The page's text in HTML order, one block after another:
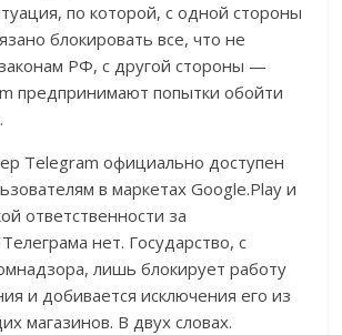
по которой, с одной стороны
блокировать все, что не
РФ, с другой стороны —
предпринимают попытки обойти
Telegram официально доступен
в маркетах Google.Play и
ответственности за
нет. Государство, с
лишь блокирует работу
и добивается исключения его из
магазинов. В двух словах.